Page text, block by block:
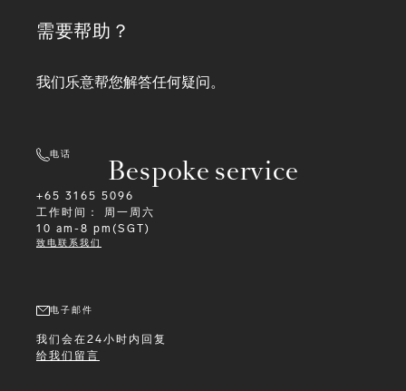
Bespoke service
需要帮助？
我们乐意帮您解答任何疑问。
电话
+65 3165 5096
工作时间：
周一周六
10 am-8 pm(SGT)
致电联系我们
电子邮件
我们会在24小时内回复
给我们留言